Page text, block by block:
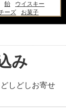
飴
ウイスキー
ーズ
お菓子
み
しどしお寄せ